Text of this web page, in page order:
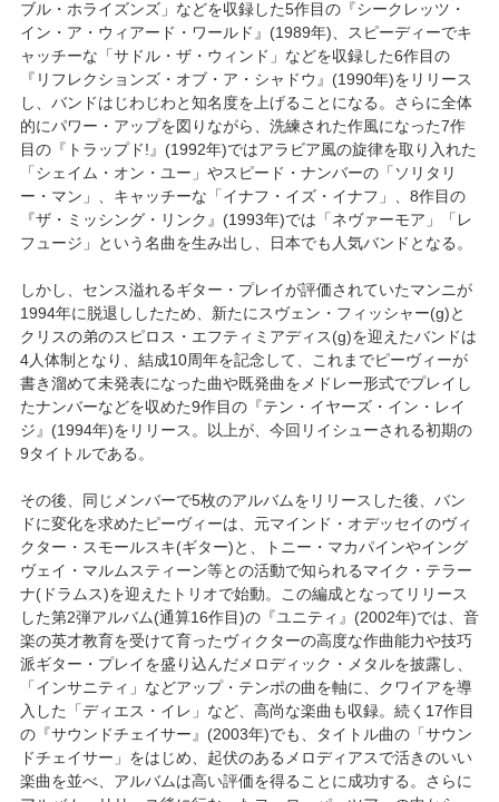
ブル・ホライズンズ」などを収録した5作目の『シークレッツ・
イン・ア・ウィアード・ワールド』(1989年)、スピーディーでキ
ャッチーな「サドル・ザ・ウィンド」などを収録した6作目の
『リフレクションズ・オブ・ア・シャドウ』(1990年)をリリース
し、バンドはじわじわと知名度を上げることになる。さらに全体
的にパワー・アップを図りながら、洗練された作風になった7作
目の『トラップド!』(1992年)ではアラビア風の旋律を取り入れた
「シェイム・オン・ユー」やスピード・ナンバーの「ソリタリ
ー・マン」、キャッチーな「イナフ・イズ・イナフ」、8作目の
『ザ・ミッシング・リンク』(1993年)では「ネヴァーモア」「レ
フュージ」という名曲を生み出し、日本でも人気バンドとなる。
しかし、センス溢れるギター・プレイが評価されていたマンニが
1994年に脱退ししたため、新たにスヴェン・フィッシャー(g)と
クリスの弟のスピロス・エフティミアディス(g)を迎えたバンドは
4人体制となり、結成10周年を記念して、これまでピーヴィーが
書き溜めて未発表になった曲や既発曲をメドレー形式でプレイし
たナンバーなどを収めた9作目の『テン・イヤーズ・イン・レイ
ジ』(1994年)をリリース。以上が、今回リイシューされる初期の
9タイトルである。
その後、同じメンバーで5枚のアルバムをリリースした後、バン
ドに変化を求めたピーヴィーは、元マインド・オデッセイのヴィ
クター・スモールスキ(ギター)と、トニー・マカパインやイング
ヴェイ・マルムスティーン等との活動で知られるマイク・テラー
ナ(ドラムス)を迎えたトリオで始動。この編成となってリリース
した第2弾アルバム(通算16作目)の『ユニティ』(2002年)では、音
楽の英才教育を受けて育ったヴィクターの高度な作曲能力や技巧
派ギター・プレイを盛り込んだメロディック・メタルを披露し、
「インサニティ」などアップ・テンポの曲を軸に、クワイアを導
入した「ディエス・イレ」など、高尚な楽曲も収録。続く17作目
の『サウンドチェイサー』(2003年)でも、タイトル曲の「サウン
ドチェイサー」をはじめ、起伏のあるメロディアスで活きのいい
楽曲を並べ、アルバムは高い評価を得ることに成功する。さらに